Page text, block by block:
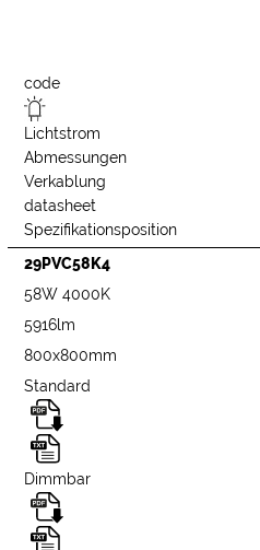
code
Lichtstrom
Abmessungen
Verkablung
datasheet
Spezifikationsposition
29PVC58K4
58W 4000K
5916lm
800x800mm
Standard
Dimmbar